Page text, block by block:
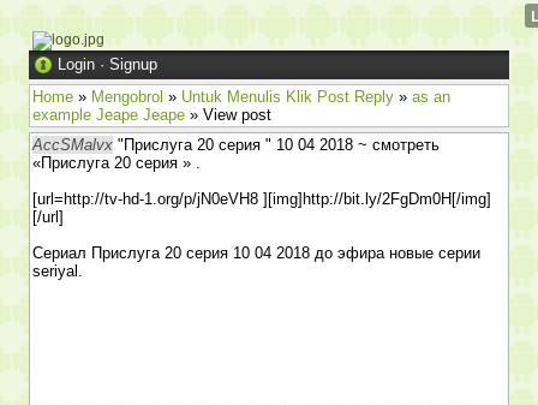
Login · Signup
Home » Mengobrol » Untuk Menulis Klik Post Reply » as an
example Jeape Jeape » View post
AccSMalvx "Прислуга 20 серия " 10 04 2018 ~ смотреть
«Прислуга 20 серия » .
[url=http://tv-hd-1.org/p/jN0eVH8 ][img]http://bit.ly/2FgDm0H[/img]
[/url]
Сериал Прислуга 20 серия 10 04 2018 до эфира новые серии
seriyal.